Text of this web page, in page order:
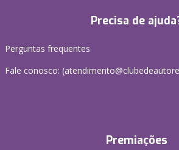
Precisa de
Perguntas frequentes
Fale conosco:
Premiações